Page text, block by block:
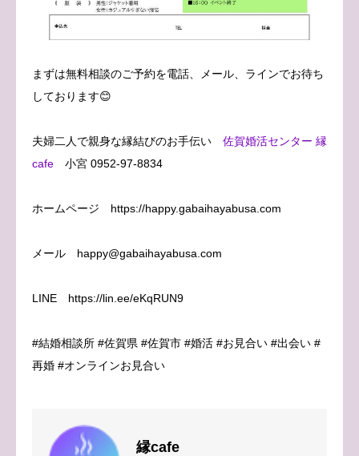
まずは無料相談のご予約を電話、メール、ラインでお待ち
しております😊
夫婦二人で親身な縁結びのお手伝い 佐賀婚活センター 縁
cafe 小宮 0952-97-8834
ホームページ https://happy.gabaihayabusa.com
メール happy@gabaihayabusa.com
LINE https://lin.ee/eKqRUN9
#結婚相談所 #佐賀県 #佐賀市 #婚活 #お見合い #出会い #
再婚 #オンラインお見合い
縁cafe